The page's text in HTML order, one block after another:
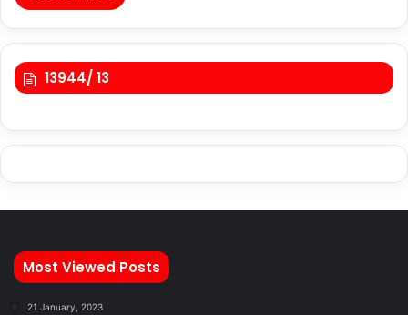
13944/ 13
Most Viewed Posts
21 January, 2023